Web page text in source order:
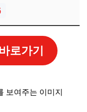
로가기